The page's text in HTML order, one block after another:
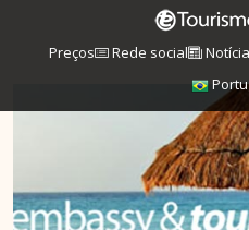
Preços Rede social Notícia